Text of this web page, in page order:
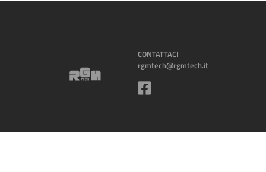
CONTATTACI
rgmtech@rgmtech.it